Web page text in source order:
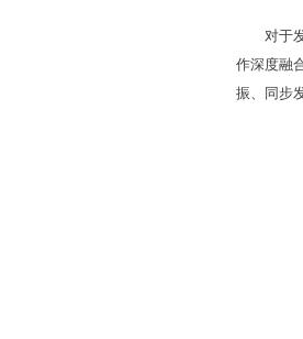
对于
作深度融
振、同步